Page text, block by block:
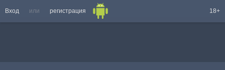
Вход или регистрация 18+